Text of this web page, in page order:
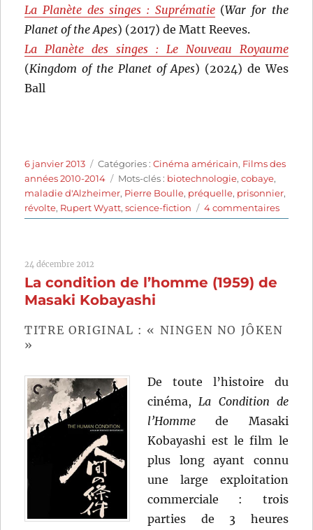
La Planète des singes : Suprématie(War for the
Planet of the Apes) (2017) de Matt Reeves.
La Planète des singes : Le Nouveau Royaume
(Kingdom of the Planet of Apes) (2024) de Wes
Ball
Publié
le
6 janvier 2013 Catégories
Catégories :Cinéma américain, Films des
années 2010-2014
Étiquettes
Mots-clés : biotechnologie,cobaye,
maladie d'Alzheimer, Pierre Boulle, préquelle, prisonnier,
révolte, Rupert Wyatt,science-fiction 4 commentairessur
La
de
24 décembre 2012
La condition de l’homme (1959) de
Masaki Kobayashi
TITRE ORIGINAL : « NINGEN NO JÔKEN
»
De toute l’histoire du
cinéma, La Condition de
l’Homme de Masaki
Kobayashi est le film le
plus long ayant connu
une large exploitation
commerciale : trois
parties de 3 heures